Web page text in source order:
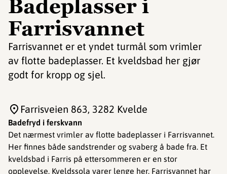
Badeplasser i
Farrisvannet
Farrisvannet er et yndet turmål som vrimler
av flotte badeplasser. Et kveldsbad her gjør
godt for kropp og sjel.
Badefryd i ferskvann
Det nærmest vrimler av flotte badeplasser i Farrisvannet.
Her finnes både sandstrender og svaberg å bade fra. Et
kveldsbad i Farris på ettersommeren er en stor
opplevelse. Kveldssola varer lenge her. Farrisvannet har
Farrisveien 863, 3282 Kvelde